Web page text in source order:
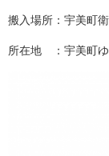
搬入場所：宇美町
所在地 ：宇美町